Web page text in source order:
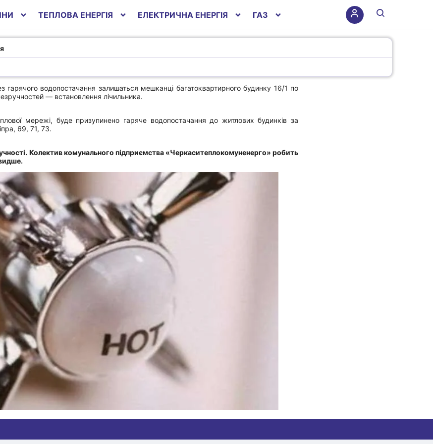
ТЕПЛОВА ЕНЕРГІЯ ЕЛЕКТРИЧНА ЕНЕРГІЯ ГАЗ
гарячого водопостачання залишаться мешканці багатоквартирного будинку 16/1 по
— встановлення лічильника.
мережі, буде призупинено гаряче водопостачання до житлових будинків за
69, 71, 73.
Колектив комунального підприємства «Черкаситеплокомуненерго» робить